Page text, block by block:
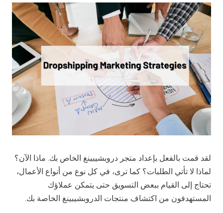
لقد قمت بالفعل بإعداد متجر دروبشيبينغ الخاص بك. ماذا الآن؟
لماذا لا تأتي الطلبات؟ كما ترى، في كل نوع من أنواع الأعمال،
تحتاج إلى القيام ببعض التسويق حتى يتمكن عملاؤك
المستهدفون من اكتشاف منتجات الدروبشيبينغ الخاصة بك.